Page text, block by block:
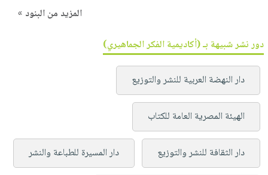
المزيد من البنود »
دور نشر شبيهة بـ (أكاديمية الفكر الجماهيري)
دار النهضة العربية للنشر والتوزيع
الهيئة المصرية العامة للكتاب
دار الثقافة للنشر والتوزيع دار المسيرة للطباعة والنشر